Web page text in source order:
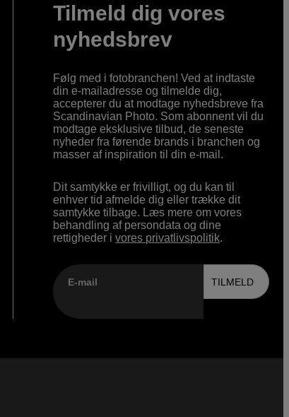
Tilmeld dig vores
nyhedsbrev
Følg med i fotobranchen! Ved at indtaste
din e-mailadresse og tilmelde dig,
accepterer du at modtage nyhedsbreve fra
Scandinavian Photo. Som abonnent vil du
modtage eksklusive tilbud, de seneste
nyheder fra førende brands i branchen og
masser af inspiration til din e-mail.
Dit samtykke er frivilligt, og du kan til
enhver tid afmelde dig eller trække dit
samtykke tilbage. Læs mere om vores
behandling af persondata og dine
rettigheder ivores privatlivspolitik.
E-mail TILMELD